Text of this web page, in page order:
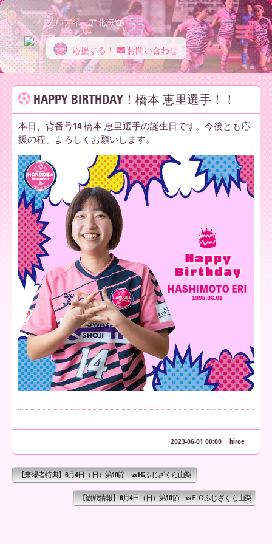
ノ
ル
デ
ィ
ー
ア
北
海
道
ノルディーア北海道
応援する！ お問い合わせ
HAPPY BIRTHDAY！橋本 恵里選手！！
本日、背番号14 橋本 恵里選手の誕生日です。今後とも応
援の程、よろしくお願いします。
2023-06-01 00:00 hiroe
【来場者特典】6月4日（日）第10節 vs FCふじざくら山梨
【観戦情報】6月4日（日）第10節 vsＦＣふじざくら山梨